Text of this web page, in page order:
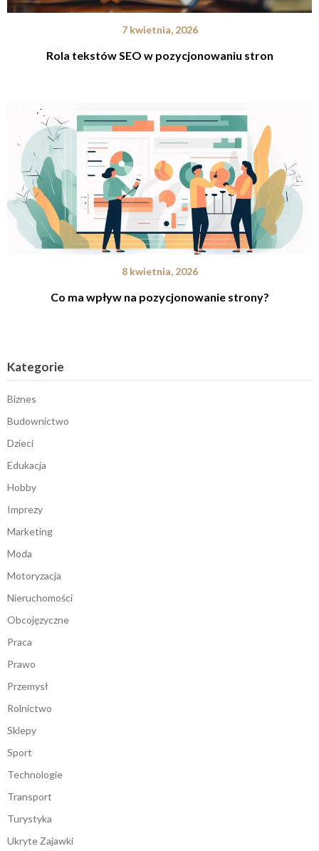
7 kwietnia, 2026
Rola tekstów SEO w pozycjonowaniu stron
8 kwietnia, 2026
Co ma wpływ na pozycjonowanie strony?
Kategorie
Biznes
Budownictwo
Dzieci
Edukacja
Hobby
Imprezy
Marketing
Moda
Motoryzacja
Nieruchomości
Obcojęzyczne
Praca
Prawo
Przemysł
Rolnictwo
Sklepy
Sport
Technologie
Transport
Turystyka
Ukryte Zajawki